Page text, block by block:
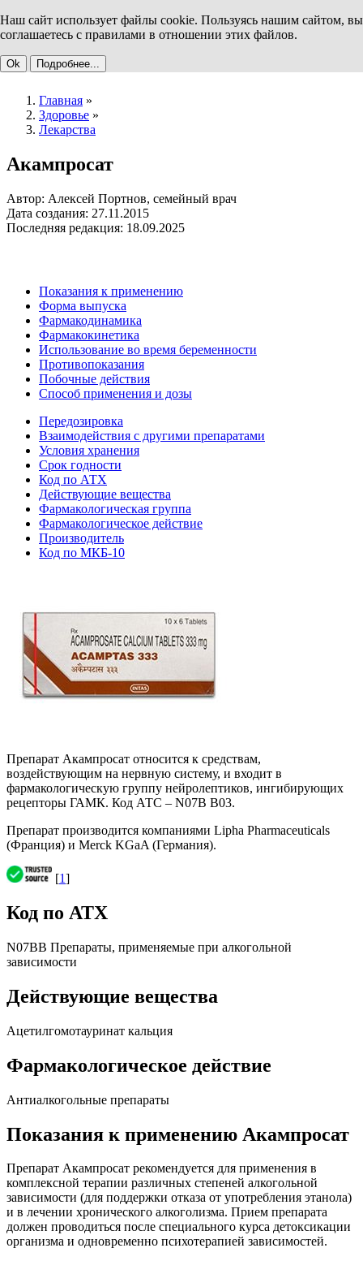
Наш сайт использует файлы cookie. Пользуясь нашим сайтом, вы
соглашаетесь с правилами в отношении этих файлов.
Ok Подробнее...
Главная »
Здоровье »
Лекарства
Акампросат
Автор: Алексей Портнов, семейный врач
Дата создания: 27.11.2015
Последняя редакция: 18.09.2025
Показания к применению
Форма выпуска
Фармакодинамика
Фармакокинетика
Использование во время беременности
Противопоказания
Побочные действия
Способ применения и дозы
Передозировка
Взаимодействия с другими препаратами
Условия хранения
Срок годности
Код по АТХ
Действующие вещества
Фармакологическая группа
Фармакологическое действие
Производитель
Код по МКБ-10
Препарат Акампросат относится к средствам,
воздействующим на нервную систему, и входит в
фармакологическую группу нейролептиков, ингибирующих
рецепторы ГАМК. Код АТС – N07B B03.
Препарат производится компаниями Lipha Pharmaceuticals
(Франция) и Merck KGaA (Германия).
[1]
Код по АТХ
N07BB Препараты, применяемые при алкогольной
зависимости
Действующие вещества
Ацетилгомотауринат кальция
Фармакологическое действие
Антиалкогольные препараты
Показания к применению Акампросат
Препарат Акампросат рекомендуется для применения в
комплексной терапии различных степеней алкогольной
зависимости (для поддержки отказа от употребления этанола)
и в лечении хронического алкоголизма. Прием препарата
должен проводиться после специального курса детоксикации
организма и одновременно психотерапией зависимостей.